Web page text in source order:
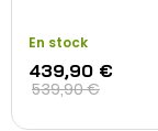
En stock
439,90 €
539,90 €